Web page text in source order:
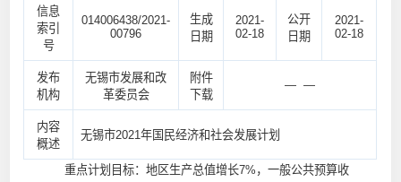
信息
索引
号
014006438/2021-
00796
生成
日期
2021-
02-18
公开
日期
2021-
02-18
发布
机构
无锡市发展和改
革委员会
附件
下载
— —
内容
概述
无锡市2021年国民经济和社会发展计划
重点计划目标：地区生产总值增长7%，一般公共预算收